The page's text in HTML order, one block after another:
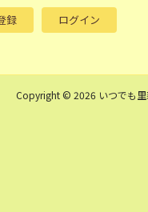
録 ログイン
Copyright © 2026 いつでも里